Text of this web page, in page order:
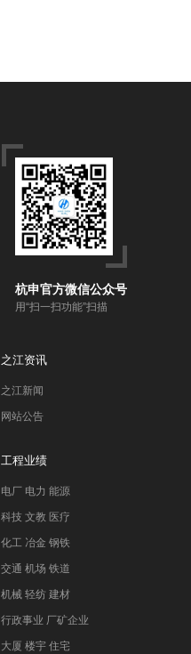
杭申官方微信公众号
用“扫一扫功能”扫描
之江资讯
之江新闻
网站公告
工程业绩
电厂 电力 能源
科技 文教 医疗
化工 冶金 钢铁
交通 机场 铁道
机械 轻纺 建材
行政事业 厂矿企业
大厦 楼宇 住宅